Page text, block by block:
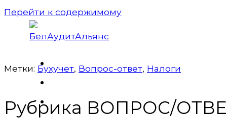
Перейти к содержимому
Метки: Бухучет, Вопрос-ответ, Налоги
Рубрика ВОПРОС/